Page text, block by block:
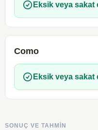
Eksik veya
Como
Eksik veya
SONUÇ VE TAHMIN